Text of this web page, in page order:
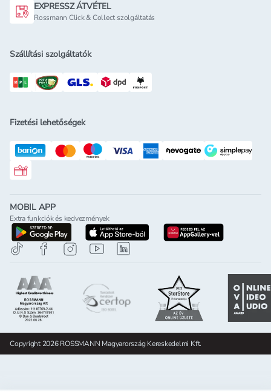
EXPRESSZ ÁTVÉTEL
Rossmann Click & Collect szolgáltatás
Szállítási szolgáltatók
Fizetési lehetőségek
Rossmann ajándékkártya
MOBIL APP
Extra funkciók és kedvezmények
letöltés a google-play-rölletöltés az app-store-ból
letöltés
Copyright 2026 ROSSMANN Magyarország Kereskedelmi Kft.